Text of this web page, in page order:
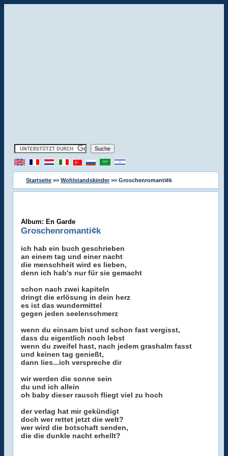
Startseite >> Wohlstandskinder>> Groschenromanti¢k
Album: En Garde
Groschenromanti¢k
ich hab ein buch geschrieben
an einem tag und einer nacht
die menschheit wird es lieben,
denn ich hab's nur für sie gemacht
schon nach zwei kapiteln
dringt die erlösung in dein herz
es ist das wundermittel
gegen jeden seelenschmerz
wenn du einsam bist und schon fast vergisst,
dass du eigentlich noch lebst
wenn du zweifel hast, nach jedem grashalm fasst
und keinen tag genießt,
dann lies...ich verspreche dir
wir werden die sonne sein
du und ich allein
oh baby dieser rausch fliegt viel zu hoch
der verlag hat mir gekündigt
doch wer rettet jetzt die welt?
wer wird die botschaft senden,
die die dunkle nacht erhellt?